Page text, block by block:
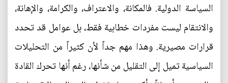
السياسة الدولية. فالمكانة، والاعتراف، والكرامة، والإهانة،
والانتقام ليست مفردات خطابية فقط، بل عوامل قد تحدد
قرارات مصيرية. وهذا مهم جداً لأن كثيراً من التحليلات
السياسية تميل إلى التقليل من شأنها، رغم أنها تحرك القادة